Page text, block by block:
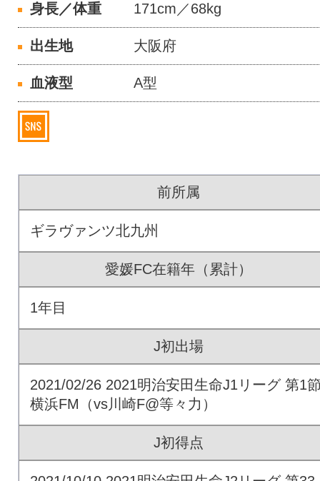
身長／体重 171cm／68kg
出生地 大阪府
血液型 A型
前所属
ギラヴァンツ北九州
愛媛FC在籍年（累計）
1年目
J初出場
2021/02/26 2021明治安田生命J1リーグ 第1
横浜FM（vs川崎F@等々力）
J初得点